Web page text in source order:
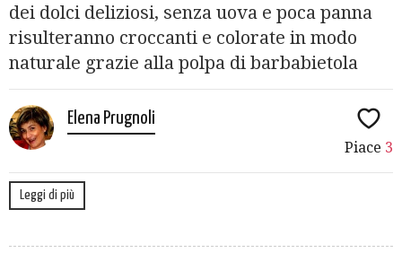
dei dolci deliziosi, senza uova e poca panna
risulteranno croccanti e colorate in modo
naturale grazie alla polpa di barbabietola
Elena Prugnoli
Piace 3
Leggi di più